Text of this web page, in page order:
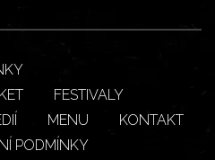
FESTIVALY
MENU
KONTAKT
PODMÍNKY